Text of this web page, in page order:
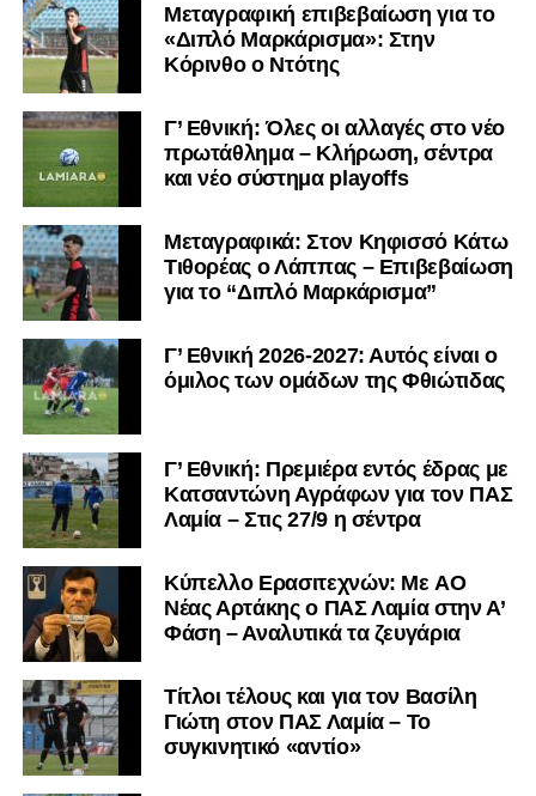
Μεταγραφική επιβεβαίωση για το
«Διπλό Μαρκάρισμα»: Στην
Κόρινθο ο Ντότης
Γ’ Εθνική: Όλες οι αλλαγές στο νέο
πρωτάθλημα – Κλήρωση, σέντρα
και νέο σύστημα playoffs
Μεταγραφικά: Στον Κηφισσό Κάτω
Τιθορέας ο Λάππας – Επιβεβαίωση
για το “Διπλό Μαρκάρισμα”
Γ’ Εθνική 2026-2027: Αυτός είναι ο
όμιλος των ομάδων της Φθιώτιδας
Γ’ Εθνική: Πρεμιέρα εντός έδρας με
Κατσαντώνη Αγράφων για τον ΠΑΣ
Λαμία – Στις 27/9 η σέντρα
Kύπελλο Ερασιτεχνών: Με AO
Nέας Αρτάκης ο ΠΑΣ Λαμία στην Α’
Φάση – Αναλυτικά τα ζευγάρια
Τίτλοι τέλους και για τον Βασίλη
Γιώτη στον ΠΑΣ Λαμία – Το
συγκινητικό «αντίο»